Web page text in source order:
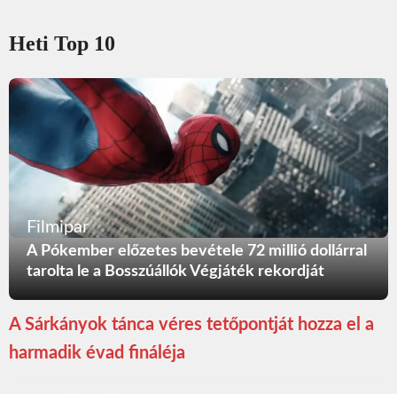
Heti Top 10
Filmipar
A Pókember előzetes bevétele 72 millió dollárral
tarolta le a Bosszúállók Végjáték rekordját
A Sárkányok tánca véres tetőpontját hozza el a
harmadik évad fináléja